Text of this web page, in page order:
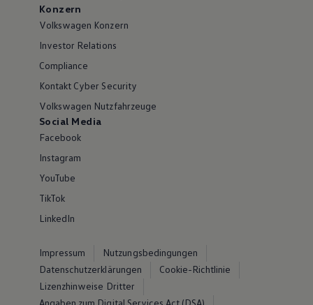
Konzern
Volkswagen Konzern
Investor Relations
Compliance
Kontakt Cyber Security
Volkswagen Nutzfahrzeuge
Social Media
Facebook
Instagram
YouTube
TikTok
LinkedIn
Impressum
Nutzungsbedingungen
Datenschutzerklärungen
Cookie-Richtlinie
Lizenzhinweise Dritter
Angaben zum Digital Services Act (DSA)